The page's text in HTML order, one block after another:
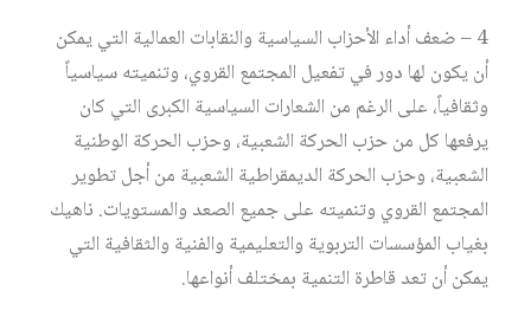
4 – ضعف أداء الأحزاب السياسية والنقابات العمالية التي يمكن
أن يكون لها دور في تفعيل المجتمع القروي، وتنميته سياسياً
وثقافياً، على الرغم من الشعارات السياسية الكبرى التي كان
يرفعها كل من حزب الحركة الشعبية، وحزب الحركة الوطنية
الشعبية، وحزب الحركة الديمقراطية الشعبية من أجل تطوير
المجتمع القروي وتنميته على جميع الصعد والمستويات. ناهيك
بغياب المؤسسات التربوية والتعليمية والفنية والثقافية التي
يمكن أن تعد قاطرة التنمية بمختلف أنواعها.